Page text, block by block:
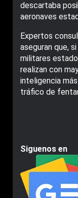
descartaba
aeronaves
Expertos
aseguran que,
militares
realizan con
inteligencia
tráfico de
Siguenos en